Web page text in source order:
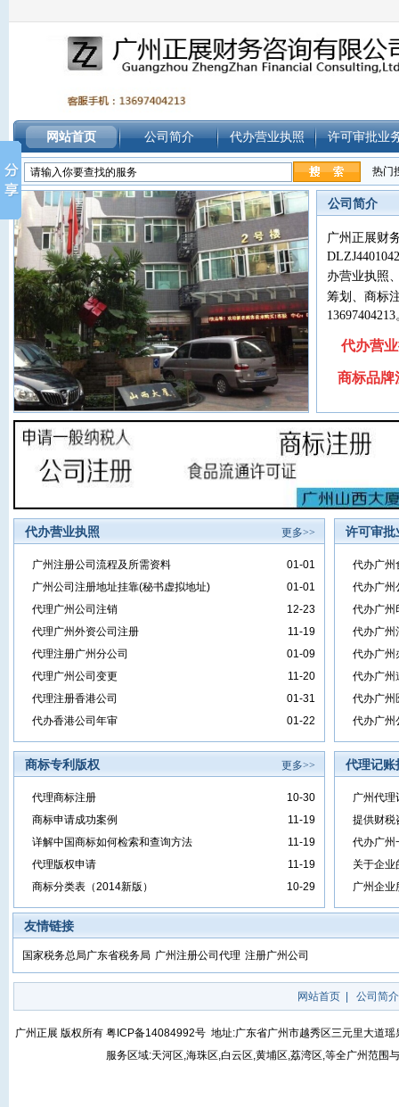
网站首页 公司简介 代办营业执照 许可审批业
热门
公司简介
广州正展财
办营业执照
筹划 、 商标
13697404213
代办营
商标品牌
更多>>
代办营业执照
01-01
广州注册公司流程及所需资料
01-01
广州公司注册地址挂靠(秘书虚拟地址)
12-23
代理广州公司注销
11-19
代理广州外资公司注册
01-09
代理注册广州分公司
11-20
代理广州公司变更
01-31
代理注册香港公司
01-22
代办香港公司年审
许可审批
代办广州
代办广州
代办广州
代办广州
代办广州
代办广州
代办广州
代办广州
更多>>
商标专利版权
10-30
代理商标注册
11-19
商标申请成功案例
11-19
详解中国商标如何检索和查询方法
11-19
代理版权申请
10-29
商标分类表（2014新版）
代理记账
广州代理
提供财税
代办广州
关于企业
广州企业
友情链接
国家税务总局广东省税务局 广州注册公司代理 注册广州公司
网站首页 公司简介
广州正展 版权所有 粤ICP备14084992号 地址:广东省广州市越秀区三元里大道
服务区域:天河区,海珠区,白云区,黄埔区,荔湾区,等全广州范围与